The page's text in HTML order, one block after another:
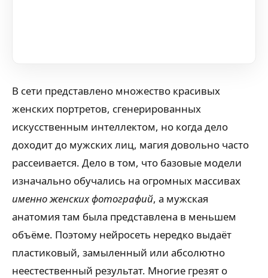
В сети представлено множество красивых
женских портретов, сгенерированных
искусственным интеллектом, но когда дело
доходит до мужских лиц, магия довольно часто
рассеивается. Дело в том, что базовые модели
изначально обучались на огромных массивах
именно женских фотографий, а мужская
анатомия там была представлена в меньшем
объёме. Поэтому нейросеть нередко выдаёт
пластиковый, замыленный или абсолютно
неестественный результат. Многие грезят о